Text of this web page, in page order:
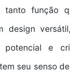
tanto função
design
potencial e
seu senso